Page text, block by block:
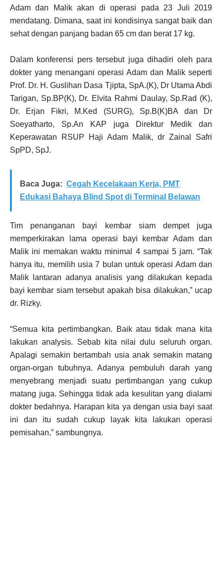
Adam dan Malik akan di operasi pada 23 Juli 2019
mendatang. Dimana, saat ini kondisinya sangat baik dan
sehat dengan panjang badan 65 cm dan berat 17 kg.
Dalam konferensi pers tersebut juga dihadiri oleh para
dokter yang menangani operasi Adam dan Malik seperti
Prof. Dr. H. Guslihan Dasa Tjipta, SpA.(K), Dr Utama Abdi
Tarigan, Sp.BP(K), Dr. Elvita Rahmi Daulay, Sp.Rad (K),
Dr. Erjan Fikri, M.Ked (SURG), Sp.B(K)BA dan Dr
Soeyatharto, Sp.An KAP juga Direktur Medik dan
Keperawatan RSUP Haji Adam Malik, dr Zainal Safri
SpPD, SpJ.
Baca Juga: Cegah Kecelakaan Kerja, PMT
Edukasi Bahaya Blind Spot di Terminal Belawan
Tim penanganan bayi kembar siam dempet juga
memperkirakan lama operasi bayi kembar Adam dan
Malik ini memakan waktu minimal 4 sampai 5 jam. “Tak
hanya itu, memilih usia 7 bulan untuk operasi Adam dan
Malik lantaran adanya analisis yang dilakukan kepada
bayi kembar siam tersebut apakah bisa dilakukan,” ucap
dr. Rizky.
“Semua kita pertimbangkan. Baik atau tidak mana kita
lakukan analysis. Sebab kita nilai dulu seluruh organ.
Apalagi semakin bertambah usia anak semakin matang
organ-organ tubuhnya. Adanya pembuluh darah yang
menyebrang menjadi suatu pertimbangan yang cukup
matang juga. Sehingga tidak ada kesulitan yang dialami
dokter bedahnya. Harapan kita ya dengan usia bayi saat
ini dan itu sudah cukup layak kita lakukan operasi
pemisahan,” sambungnya.